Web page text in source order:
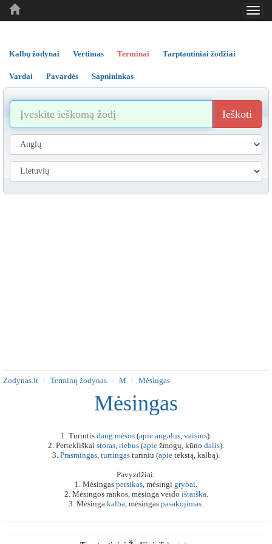
..
..
Kalbų žodynai Vertimas Terminai Tarptautiniai žodžiai
Vardai Pavardės Sapnininkas
Ieškoti
Zodynas.lt Terminų žodynas M Mėsingas
Mėsingas
1. Turintis daug mėsos (apie augalus, vaisius).
2. Pertekliškai storas, riebus (apie žmogų, kūno dalis).
3. Prasmingas, turtingas turiniu (apie tekstą, kalbą).
Pavyzdžiai:
1. Mėsingas persikas, mėsingi grybai.
2. Mėsingos rankos, mėsinga veido išraiška.
3. Mėsinga kalba, mėsingas pasakojimas.